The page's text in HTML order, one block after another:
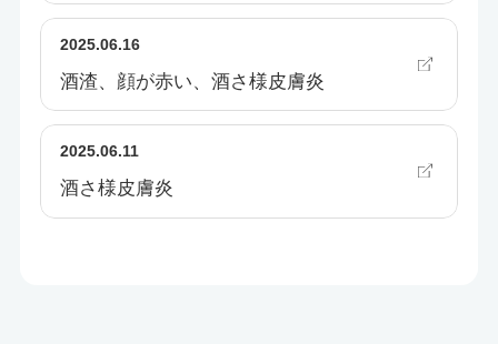
2025.06.16
酒渣、顔が赤い、酒さ様皮膚炎
2025.06.11
酒さ様皮膚炎